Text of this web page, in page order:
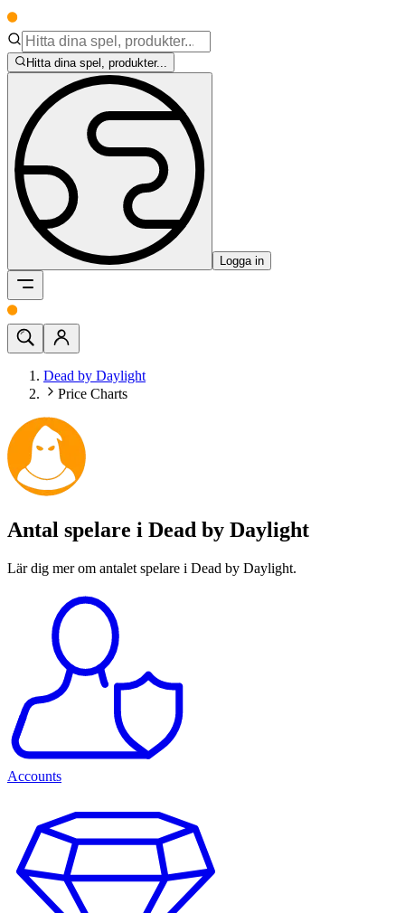
Hitta dina spel, produkter...
Logga in
Dead by Daylight
Price Charts
Antal spelare i Dead by Daylight
Lär dig mer om antalet spelare i Dead by Daylight.
Accounts